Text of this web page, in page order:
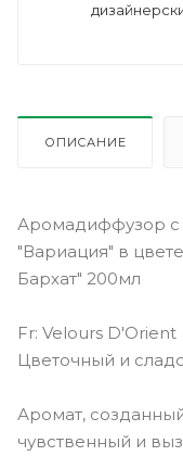
ОПИСАНИЕ
Аромадиффузор с
"Вариация" в
Бархат" 200мл
Fr: Velours
Цветочный и
Аромат,
чувственный и